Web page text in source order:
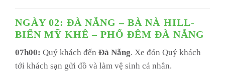
NGÀY 02: ĐÀ NẴNG – BÀ NÀ HILL-
BIỂN MỸ KHÊ – PHỐ ĐÊM ĐÀ NẴNG
07h00: Quý khách đến Đà Nẵng. Xe đón Quý khách
tới khách sạn gửi đồ và làm vệ sinh cá nhân.